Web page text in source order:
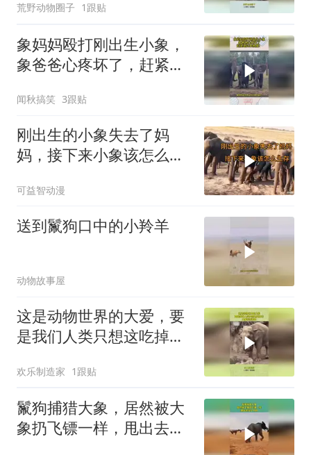
荒野动物圈子 1跟贴
象妈妈殴打刚出生小象，
象爸爸心疼坏了，赶紧跑
闻秋搞笑 3跟贴
刚出生的小象失去了妈
妈，接下来小象该怎么生
可益智动漫
送到鬣狗口中的小羚羊
动物故事屋
这是动物世界的大爱，要
是我们人类只想这吃掉
欢乐制造家 1跟贴
鬣狗捕猎大象，居然被大
象扔飞镖一样，甩出去见